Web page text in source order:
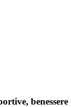
benessere